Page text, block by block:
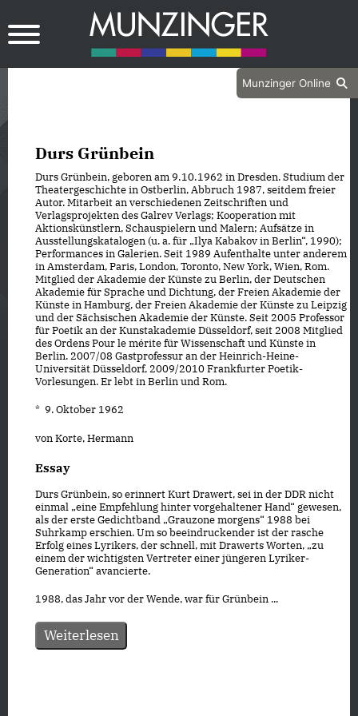
Munzinger Online
Durs Grünbein
Durs Grünbein, geboren am 9. 10. 1962 in Dresden. Studium der
Theatergeschichte in Ostberlin, Abbruch 1987, seitdem freier
Autor. Mitarbeit an verschiedenen Zeitschriften und
Verlagsprojekten des Galrev Verlags; Kooperation mit
Aktionskünstlern, Schauspielern und Malern; Aufsätze in
Ausstellungskatalogen (u. a. für „Ilya Kabakov in Berlin“, 1990);
Performances in Galerien. Seit 1989 Aufenthalte unter anderem
in Amsterdam, Paris, London, Toronto, New York, Wien, Rom.
Mitglied der Akademie der Künste zu Berlin, der Deutschen
Akademie für Sprache und Dichtung, der Freien Akademie der
Künste in Hamburg, der Freien Akademie der Künste zu Leipzig
und der Sächsischen Akademie der Künste. Seit 2005 Professor
für Poetik an der Kunstakademie Düsseldorf, seit 2008 Mitglied
des Ordens Pour le mérite für Wissenschaft und Künste in
Berlin. 2007/08 Gastprofessur an der Heinrich-Heine-
Universität Düsseldorf, 2009/2010 Frankfurter Poetik-
Vorlesungen. Er lebt in Berlin und Rom.
* 9. Oktober 1962
von Korte, Hermann
Essay
Durs Grünbein, so erinnert Kurt Drawert, sei in der DDR nicht
einmal „eine Empfehlung hinter vorgehaltener Hand“ gewesen,
als der erste Gedichtband „Grauzone morgens“ 1988 bei
Suhrkamp erschien. Um so beeindruckender ist der rasche
Erfolg eines Lyrikers, der schnell, mit Drawerts Worten, „zu
einem der wichtigsten Vertreter einer jüngeren Lyriker-
Generation“ avancierte.
1988, das Jahr vor der Wende, war für Grünbein ...
Weiterlesen